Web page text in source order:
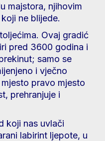
majstora, njihovim
ne blijede.
Ovaj gradić
pred 3600 godina i
samo se
i vječno
pravo mjesto
prehranjuje i
koji nas uvlači
labirint ljepote, u